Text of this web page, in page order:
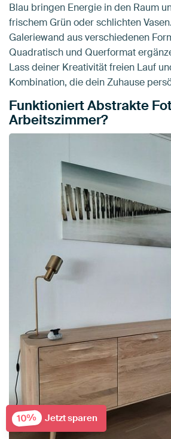
Blau bringen Energie in den Raum
frischem Grün oder schlichten
Galeriewand aus verschiedenen
Quadratisch und Querformat
Lass deiner Kreativität freien Lauf
Kombination, die dein Zuhause
Funktioniert Abstrakte
Arbeitszimmer?
10% Jetzt sparen